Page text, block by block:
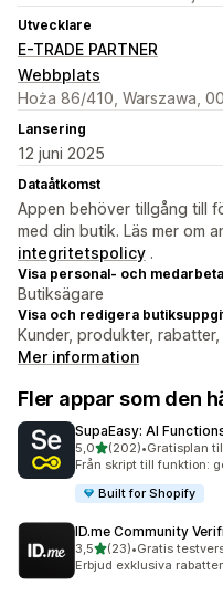
Utvecklare
E-TRADE PARTNER
Webbplats
Hoża 86/410, Warszawa,
Lansering
12 juni 2025
Dataåtkomst
Appen behöver tillgång till
med din butik. Läs mer om
integritetspolicy .
Visa personal- och
Butiksägare
Visa och redigera
Kunder, produkter,
Mer information
Fler appar som den
SupaEasy: AI
5,0av 5 stjärnor
(202)
202 recensioner totalt
•Gratisplan
Från skript till funktion:
Built for Shopify
ID.me Community
3,5av 5 stjärnor
(23)
23 recensioner totalt
•Gratis
Erbjud exklusiva